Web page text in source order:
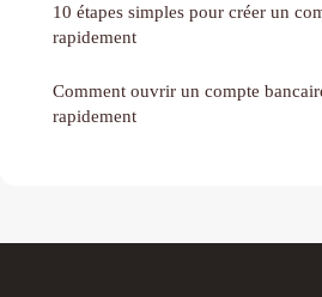
10 étapes simples pour créer un
rapidement
Comment ouvrir un compte
rapidement